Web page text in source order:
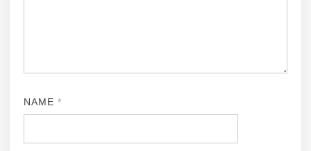
NAME*